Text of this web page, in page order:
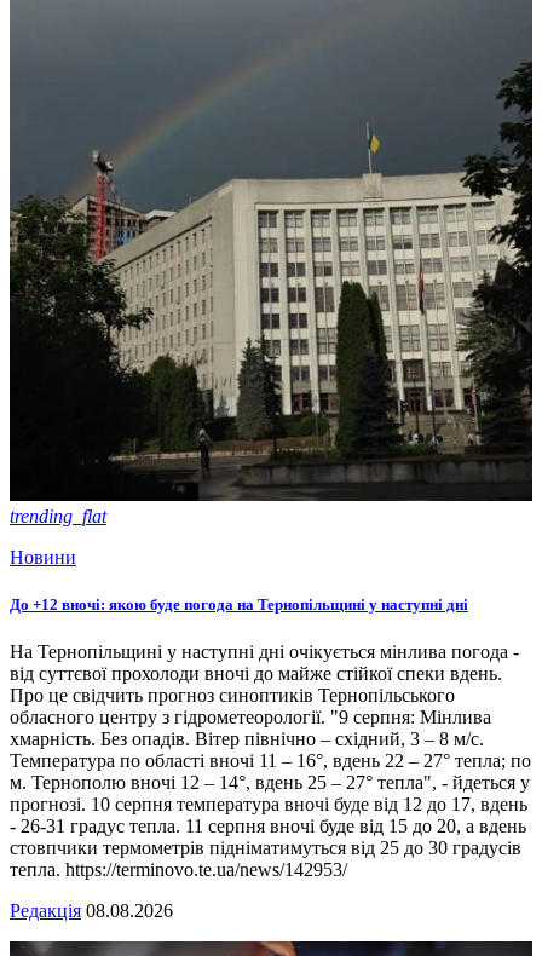
trending_flat
Новини
До +12 вночі: якою буде погода на Тернопільщині у наступні дні
На Тернопільщині у наступні дні очікується мінлива погода -
від суттєвої прохолоди вночі до майже стійкої спеки вдень.
Про це свідчить прогноз синоптиків Тернопільського
обласного центру з гідрометеорології. "9 серпня: Мінлива
хмарність. Без опадів. Вітер північно – східний, 3 – 8 м/с.
Температура по області вночі 11 – 16°, вдень 22 – 27° тепла; по
м. Тернополю вночі 12 – 14°, вдень 25 – 27° тепла", - йдеться у
прогнозі. 10 серпня температура вночі буде від 12 до 17, вдень
- 26-31 градус тепла. 11 серпня вночі буде від 15 до 20, а вдень
стовпчики термометрів підніматимуться від 25 до 30 градусів
тепла. https://terminovo.te.ua/news/142953/
Редакція 08.08.2026